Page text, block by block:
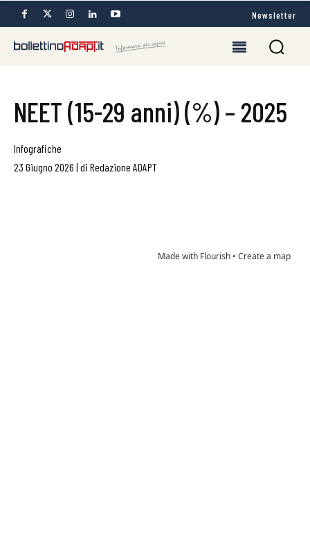
Newsletter
NEET (15-29 anni) (%) – 2025
Infografiche
23 Giugno 2026 | di Redazione ADAPT